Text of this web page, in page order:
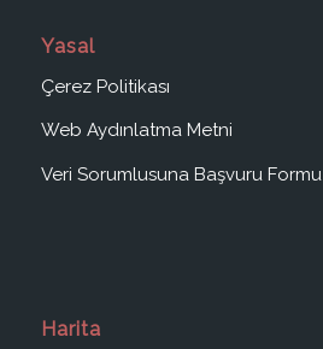
Yasal
Çerez Politikası
Web Aydınlatma Metni
Veri Sorumlusuna Başvuru Formu
Harita